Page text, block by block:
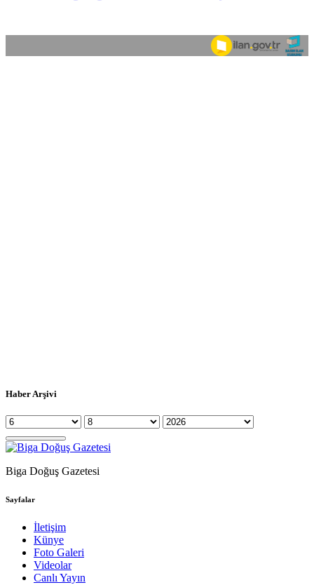
Haber Arşivi
Biga Doğuş Gazetesi
Sayfalar
İletişim
Künye
Foto Galeri
Videolar
Canlı Yayın